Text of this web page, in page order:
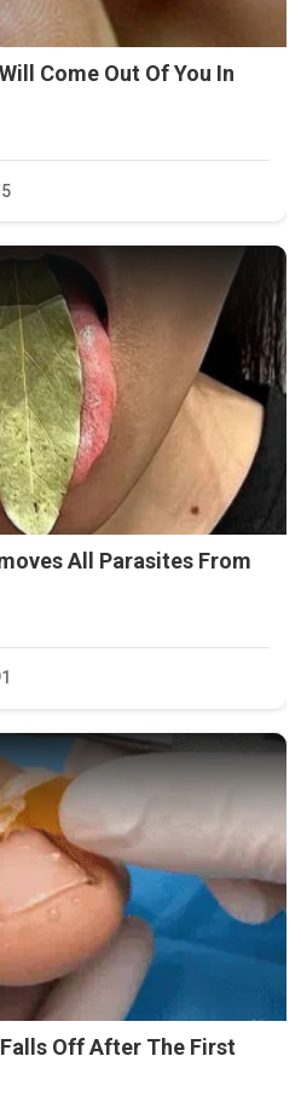
Come Out Of You In
All Parasites From
Off After The First